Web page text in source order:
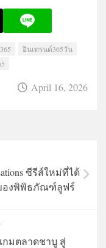
อินเทรนด์365วัน
April 16, 2026
ซีรีส์ใหม่ที่ได้
องพิพิธภัณฑ์ลูฟร์
เกมตลาดชาบู สู่